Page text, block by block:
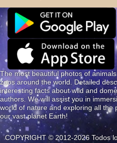
The most beautiful photos of
zoos around the world. Detailed
interesting facts about wild and
authors. We will assist you in
world of nature and exploring all the
our vast planet Earth!
COPYRIGHT © 2012-2026 Todos